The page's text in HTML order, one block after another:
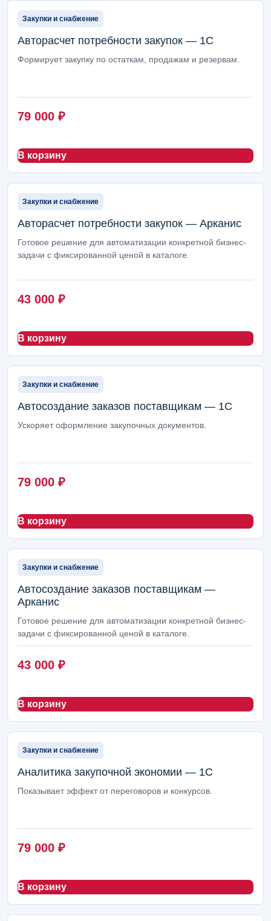
Маркетинг и реклама
1С: установка и настройка
Абонентская поддержка
Создание сайтов 3
Соцсети и SMM
Поддержка маркетплейсов
Автопубликации и контент
Интернет-магазины
Настройка сервера 1С 1
Закупки и снабжение
Авторасчет потребности закупок — 1С
Формирует закупку по остаткам, продажам и резервам.
79 000 ₽
В корзину
Закупки и снабжение
Авторасчет потребности закупок — Арканис
Готовое решение для автоматизации конкретной бизнес-
задачи с фиксированной ценой в каталоге.
43 000 ₽
В корзину
Закупки и снабжение
Автосоздание заказов поставщикам — 1С
Ускоряет оформление закупочных документов.
79 000 ₽
В корзину
Закупки и снабжение
Автосоздание заказов поставщикам —
Арканис
Готовое решение для автоматизации конкретной бизнес-
задачи с фиксированной ценой в каталоге.
43 000 ₽
В корзину
Закупки и снабжение
Аналитика закупочной экономии — 1С
Показывает эффект от переговоров и конкурсов.
79 000 ₽
В корзину